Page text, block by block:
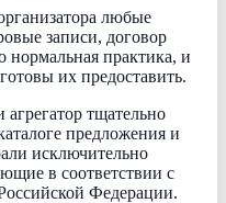
любые
записи, договор
нормальная практика, и
их предоставить.
тщательно
предложения и
исключительно
в соответствии с
Федерации.